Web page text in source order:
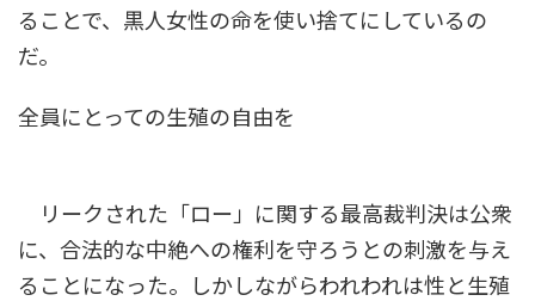
ることで、黒人女性の命を使い捨てにしているの
だ。
全員にとっての生殖の自由を
リークされた「ロー」に関する最高裁判決は公衆
に、合法的な中絶への権利を守ろうとの刺激を与え
ることになった。しかしながらわれわれは性と生殖